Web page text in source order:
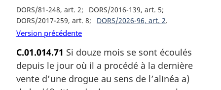
DORS/81-248, art. 2
DORS/2016-139, art. 5
DORS/2017-259, art. 8
DORS/2026-96, art. 2
Version précédente
C.01.014.71 Si douze mois se sont écoulés
depuis le jour où il a procédé à la dernière
vente d’une drogue au sens de l’alinéa a)